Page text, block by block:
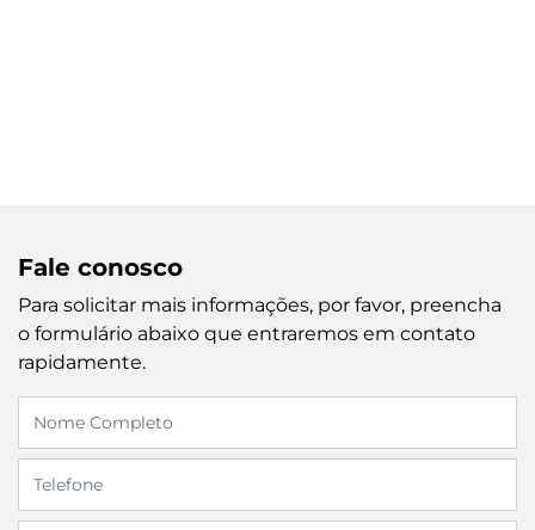
Fale conosco
Para solicitar mais informações, por favor, preencha
o formulário abaixo que entraremos em contato
rapidamente.